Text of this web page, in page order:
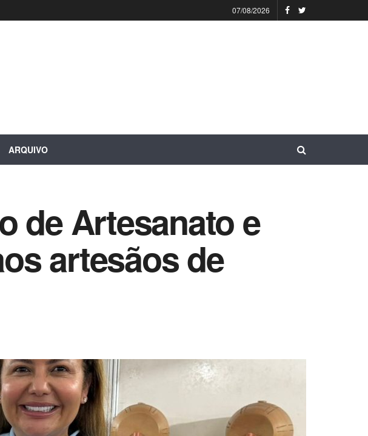
07/08/2026
ARQUIVO
de Artesanato e
artesãos de